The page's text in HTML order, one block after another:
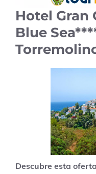
Hotel Gran
Blue
Descubre esta